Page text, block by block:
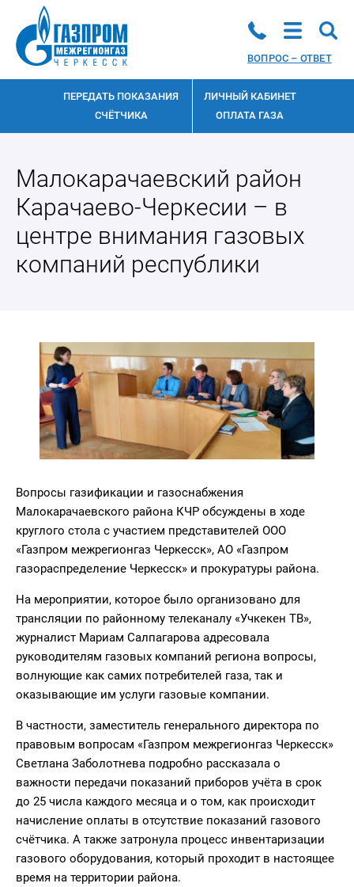
ВОПРОС – ОТВЕТ
ПЕРЕДАТЬ ПОКАЗАНИЯ
СЧЁТЧИКА
ЛИЧНЫЙ КАБИНЕТ
ОПЛАТА ГАЗА
Малокарачаевский район
Карачаево-Черкесии – в
центре внимания газовых
компаний республики
Вопросы газификации и газоснабжения
Малокарачаевского района КЧР обсуждены в ходе
круглого стола с участием представителей ООО
«Газпром межрегионгаз Черкесск», АО «Газпром
газораспределение Черкесск» и прокуратуры района.
На мероприятии, которое было организовано для
трансляции по районному телеканалу «Учкекен ТВ»,
журналист Мариам Салпагарова адресовала
руководителям газовых компаний региона вопросы,
волнующие как самих потребителей газа, так и
оказывающие им услуги газовые компании.
В частности, заместитель генерального директора по
правовым вопросам «Газпром межрегионгаз Черкесск»
Светлана Заболотнева подробно рассказала о
важности передачи показаний приборов учёта в срок
до 25 числа каждого месяца и о том, как происходит
начисление оплаты в отсутствие показаний газового
счётчика. А также затронула процесс инвентаризации
газового оборудования, который проходит в настоящее
время на территории района.